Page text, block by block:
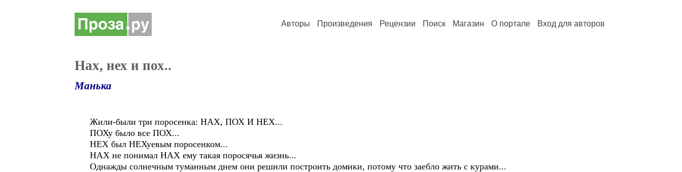
Авторы Произведения Рецензии Поиск Магазин О портале Вход для авторов
Нах, нех и пох..
Манька
Жили-были три поросенка: НАХ, ПОХ И НЕХ...
ПОХу было все ПОХ...
НЕХ был НЕХуевым поросенком...
НАХ не понимал НАХ ему такая поросячья жизнь...
Однажды солнечным туманным днем они решили построить домики, потому что заебло жить с курами...